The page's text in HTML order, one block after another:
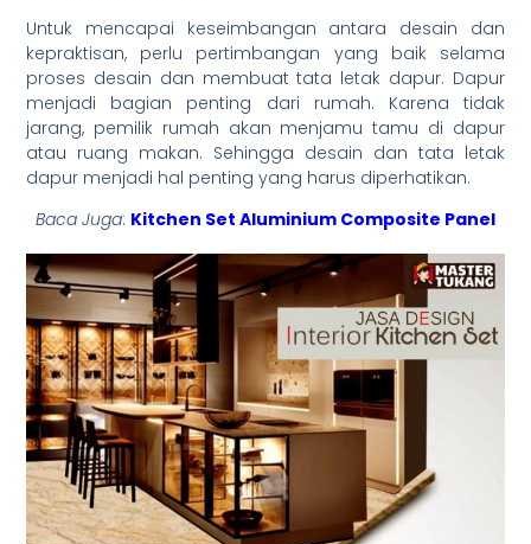
Untuk mencapai keseimbangan antara desain dan
kepraktisan, perlu pertimbangan yang baik selama
proses desain dan membuat tata letak dapur. Dapur
menjadi bagian penting dari rumah. Karena tidak
jarang, pemilik rumah akan menjamu tamu di dapur
atau ruang makan. Sehingga desain dan tata letak
dapur menjadi hal penting yang harus diperhatikan.
Baca Juga: Kitchen Set Aluminium Composite Panel